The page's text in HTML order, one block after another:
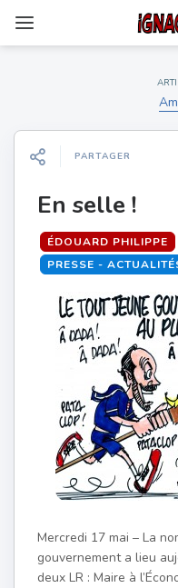
PARTAGER
En selle !
ÉDOUARD PHILIPPE
PRESSE -
Mercredi 17 mai – La
gouvernement a lieu
deux LR : Maire à